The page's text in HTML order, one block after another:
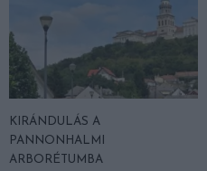
KIRÁNDULÁS A
PANNONHALMI
ARBORÉTUMBA